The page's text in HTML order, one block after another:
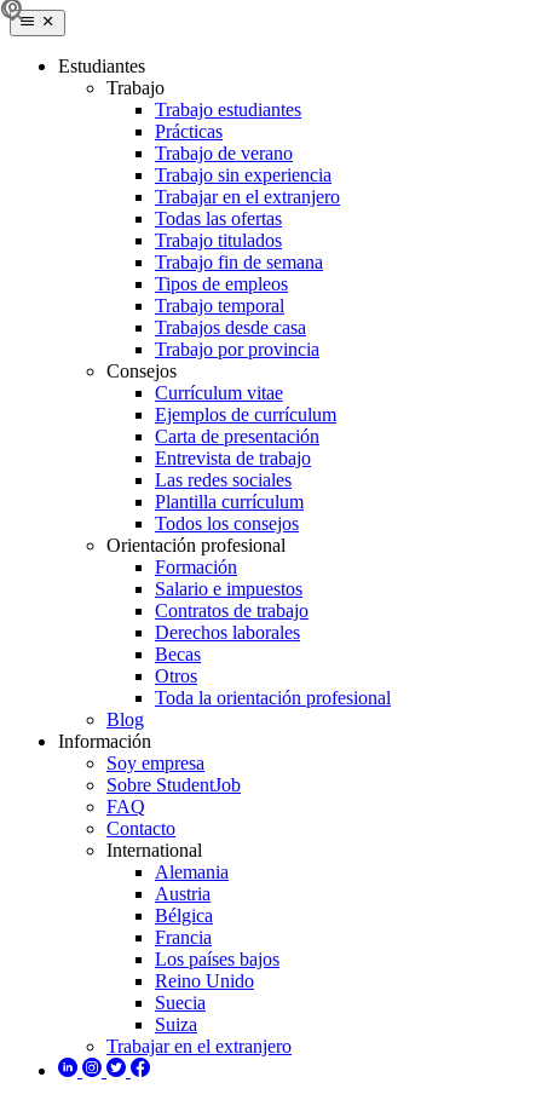
Estudiantes
Trabajo
Trabajo estudiantes
Prácticas
Trabajo de verano
Trabajo sin experiencia
Trabajar en el extranjero
Todas las ofertas
Trabajo titulados
Trabajo fin de semana
Tipos de empleos
Trabajo temporal
Trabajos desde casa
Trabajo por provincia
Consejos
Currículum vitae
Ejemplos de currículum
Carta de presentación
Entrevista de trabajo
Las redes sociales
Plantilla currículum
Todos los consejos
Orientación profesional
Formación
Salario e impuestos
Contratos de trabajo
Derechos laborales
Becas
Otros
Toda la orientación profesional
Blog
Información
Soy empresa
Sobre StudentJob
FAQ
Contacto
International
Alemania
Austria
Bélgica
Francia
Los países bajos
Reino Unido
Suecia
Suiza
Trabajar en el extranjero